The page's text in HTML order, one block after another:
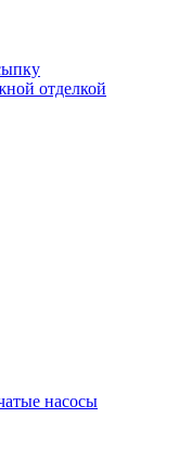
отделкой
насосы